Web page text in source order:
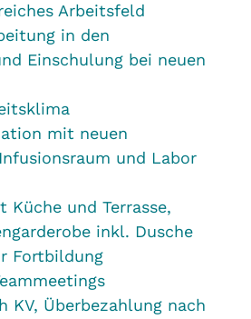
Arbeitsfeld
in den
Einschulung bei neuen
mit neuen
und Labor
Küche und Terrasse,
inkl. Dusche
Fortbildung
KV, Überbezahlung nach